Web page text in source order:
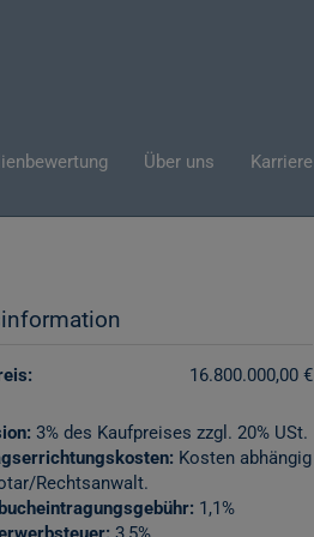
Über uns Karriere
16.800.000,00 €
3% des Kaufpreises zzgl. 20% USt.
Kosten abhängig
Rechtsanwalt.
1,1%